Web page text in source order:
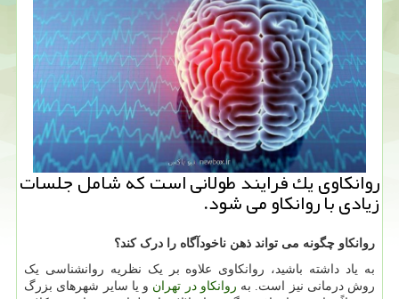
روانكاوی یك فرایند طولانی است كه شامل جلسات
زیادی با روانكاو می شود.
روانکاو چگونه می تواند ذهن ناخودآگاه را درک کند؟
به یاد داشته باشید، روانکاوی علاوه بر یک نظریه روانشناسی یک
روش درمانی نیز است. به روانکاو در تهران و یا سایر شهرهای بزرگ